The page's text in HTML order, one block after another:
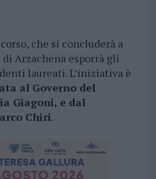
che si concluderà a
Arzachena esporrà gli
laureati. L’iniziativa è
al Governo del
Giagoni, e dal
Chiri.